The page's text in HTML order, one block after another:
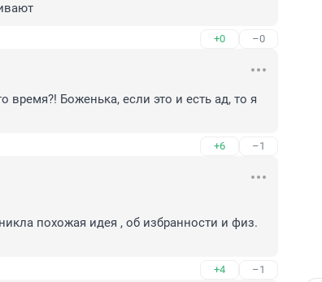
+0 –0
время?! Боженька, если это и есть ад, то я
+6 –1
похожая идея , об избранности и физ.
+4 –1